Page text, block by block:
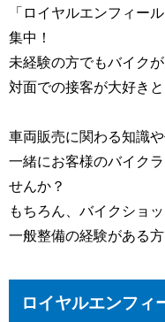
「ロイヤルエンフィー
集中！
未経験の方でもバイク
対面での接客が大好き
車両販売に関わる知識
一緒にお客様のバイク
せんか？
もちろん、バイクショ
一般整備の経験がある
ロイヤルエンフ